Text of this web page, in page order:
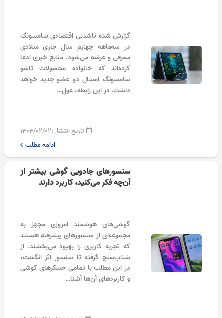
گزارش شده تاشدنی اقتصادی سامسونگ
در سه‌ماهه چهارم سال جاری میلادی
معرفی و عرضه می‌شود. منابع خبری ادعا
کرده‌اند که خانواده محصولات تاشو
سامسونگ امسال دو عضو جدید خواهد
داشت. در این رابطه، غول…
تاریخ انتشار :۱۴۰۴/۰۲/۰۲
ادامه مطلب
سنسورهای جادویی گوشی بیشتر از
آن‌چه فکر می‌کنید، کاربرد دارند
گوشی‌های هوشمند امروزی مجهز به
مجموعه‌ای از سنسورهای پیشرفته هستند
که تجربه کاربری را بهبود می‌بخشند. از
شتاب‌سنج گرفته تا سنسور اثر انگشت،
در این مطلب با تمامی حسگرهای گوشی
و کاربردهای آن‌ها آشنا…